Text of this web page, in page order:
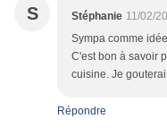
S Stéphanie 11/02/
Sympa comme
C'est bon à savoir
cuisine. Je
Répondre